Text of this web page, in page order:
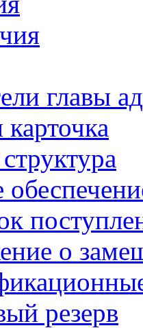
главы
о
резерв